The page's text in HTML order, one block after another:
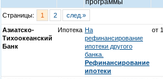
программы
Страницы: 1 2 след.»
Азиатско-
Тихоокеанский
Банк
Ипотека На
рефинансирование
ипотеки другого
банка.
Рефинансирование
ипотеки
от